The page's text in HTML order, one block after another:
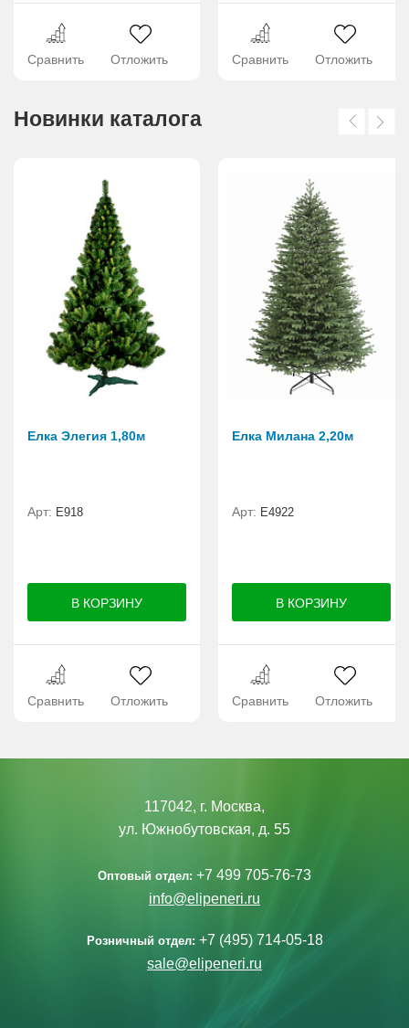
Сравнить Отложить Сравнить Отложить
Новинки каталога
Елка Элегия 1,80м
Арт: E918
Сравнить Отложить
Елка Милана 2,20м
Арт: Е4922
Сравнить Отложить
117042, г. Москва,
ул. Южнобутовская, д. 55
Оптовый отдел: +7 499 705-76-73
info@elipeneri.ru
Розничный отдел: +7 (495) 714-05-18
sale@elipeneri.ru